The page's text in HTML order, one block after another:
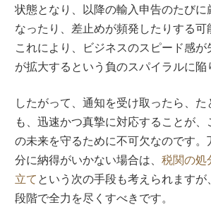
状態となり、以降の輸入申告のたびに
なったり、差止めが頻発したりする可
これにより、ビジネスのスピード感
が拡大するという負のスパイラルに陥
したがって、通知を受け取ったら、
も、迅速かつ真摯に対応することが
の未来を守るために不可欠なのです
分に納得がいかない場合は、税関の処
立てという次の手段も考えられます
段階で全力を尽くすべきです。